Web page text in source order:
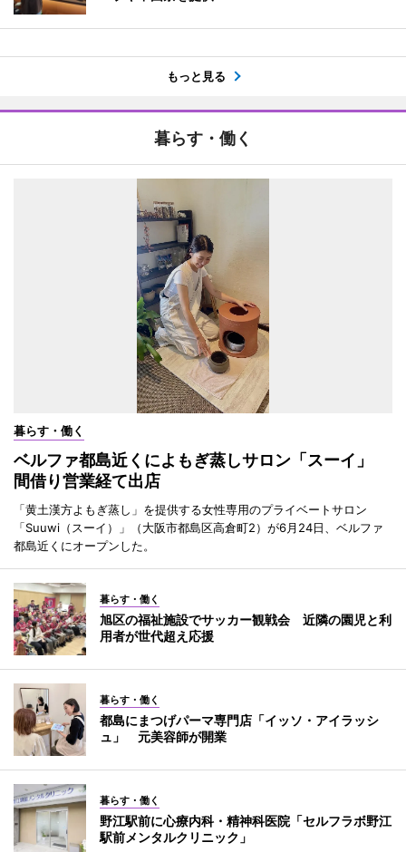
もっと見る
暮らす・働く
暮らす・働く
ベルファ都島近くによもぎ蒸しサロン「スーイ」
間借り営業経て出店
「黄土漢方よもぎ蒸し」を提供する女性専用のプライベートサロン
「Suuwi（スーイ）」（大阪市都島区高倉町2）が6月24日、ベルファ
都島近くにオープンした。
暮らす・働く
旭区の福祉施設でサッカー観戦会 近隣の園児と利
用者が世代超え応援
暮らす・働く
都島にまつげパーマ専門店「イッソ・アイラッシ
ュ」 元美容師が開業
暮らす・働く
野江駅前に心療内科・精神科医院「セルフラボ野江
駅前メンタルクリニック」